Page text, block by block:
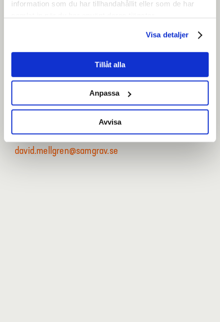
information som du har tillhandahållit eller som de har
Visa detaljer
Tillåt alla
Anpassa
Avvisa
David Mellgren
0706 – 77 65 41
david.mellgren@samgrav.se